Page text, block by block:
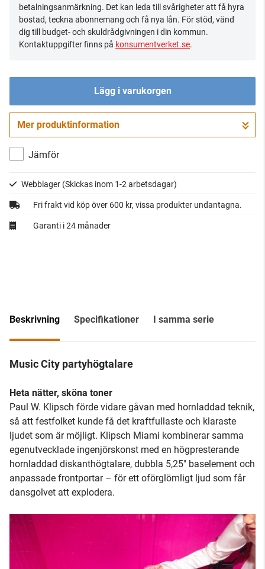
betalningsanmärkning. Det kan leda till svårigheter att få hyra
bostad, teckna abonnemang och få nya lån. För stöd, vänd
dig till budget- och skuldrådgivningen i din kommun.
Kontaktuppgifter finns på konsumentverket.se.
Lägg i varukorgen
Gå till kassan
Mer produktinformation
Jämför
Webblager (Skickas inom 1-2 arbetsdagar)
Fri frakt vid köp över 600 kr, vissa produkter undantagna.
Garanti i 24 månader
Beskrivning Specifikationer I samma serie
Music City partyhögtalare
Heta nätter, sköna toner
Paul W. Klipsch förde vidare gåvan med hornladdad teknik,
så att festfolket kunde få det kraftfullaste och klaraste
ljudet som är möjligt. Klipsch Miami kombinerar samma
egenutvecklade ingenjörskonst med en högpresterande
hornladdad diskanthögtalare, dubbla 5,25" baselement och
anpassade frontportar – för ett oförglömligt ljud som får
dansgolvet att explodera.